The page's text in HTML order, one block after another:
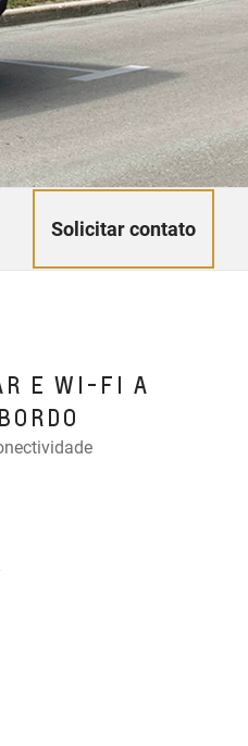
Solicitar contato
E WI-FI A
BORDO